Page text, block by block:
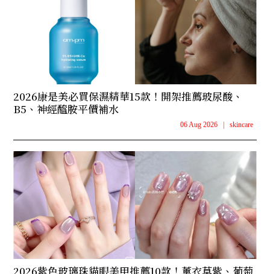
2026康是美必買保濕精華15款！開架推薦玻尿酸、
B5、神經醯胺平價補水
06 Aug 2026 skincare
2026紫色玻璃珠貓眼美甲推薦10款！薰衣草紫、葡萄